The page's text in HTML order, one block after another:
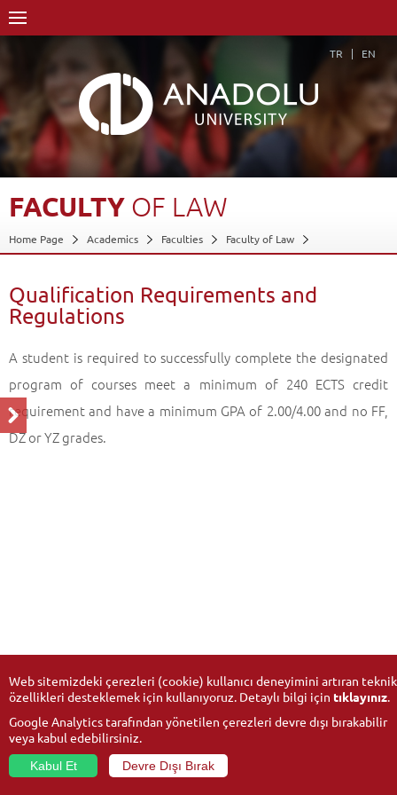
TR EN
FACULTY OF LAW
Home Page Academics Faculties
Faculty of Law
Qualification Requirements and
Regulations
A student is required to successfully complete the designated
program of courses meet a minimum of 240 ECTS credit
requirement and have a minimum GPA of 2.00/4.00 and no FF,
DZ or YZ grades.
Web sitemizdeki çerezleri (cookie) kullanıcı deneyimini artıran teknik
özellikleri desteklemek için kullanıyoruz. Detaylı bilgi için tıklayınız.
Google Analytics tarafından yönetilen çerezleri devre dışı bırakabilir
veya kabul edebilirsiniz.
Kabul Et
Devre Dışı Bırak
© 2026Anadolu University- All rights reserved.